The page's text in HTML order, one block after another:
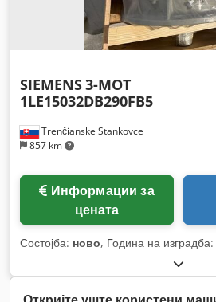
Trenčianske Stankovce
857 km
SIEMENS3-MOT
1LE15032DB290FB5
цената
Состојба: ново, Година на изградба: